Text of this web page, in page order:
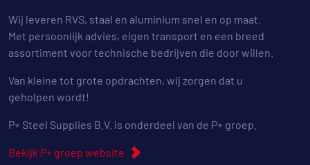
Wij leveren RVS, staal en aluminium snel en op maat.
Met persoonlijk advies, eigen transport en een breed
assortiment voor technische bedrijven die door willen.
Van kleine tot grote opdrachten, wij zorgen dat u
geholpen wordt!
P+ Steel Supplies B.V. is onderdeel van de P+ groep.
Bekijk P+ groep website